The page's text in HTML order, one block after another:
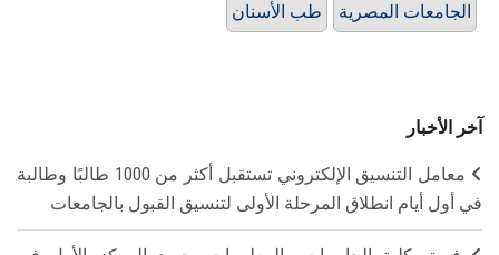
طب الأسنان الجامعات المصرية
آخر الأخبار
معامل التنسيق الإلكتروني تستقبل أكثر من 1000 طالبًا وطالبة
في أول أيام انطلاق المرحلة الأولى لتنسيق القبول بالجامعات